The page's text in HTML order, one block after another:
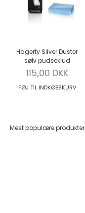
Hagerty Silver Duster
sølv pudseklud
Salgspris
115,00 DKK
FØJ TIL INDKØBSKURV
Mest populære produkter